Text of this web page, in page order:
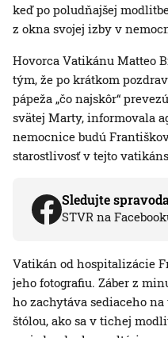
keď po poludňajšej
z okna svojej izby v
Hovorca Vatikánu Matteo
tým, že po krátkom
pápeža „čo najskôr“
svätej Marty, informovala
nemocnice budú
starostlivosť v tejto
Sledujte
STVR na
Vatikán od hospitalizácie
jeho fotografiu. Záber z
ho zachytáva sediaceho
štólou, ako sa v tichej